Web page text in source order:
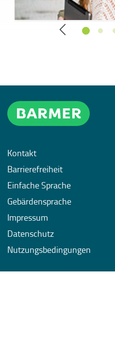
Kontakt
Barrierefreiheit
Einfache Sprache
Gebärdensprache
Impressum
Datenschutz
Nutzungsbedingungen